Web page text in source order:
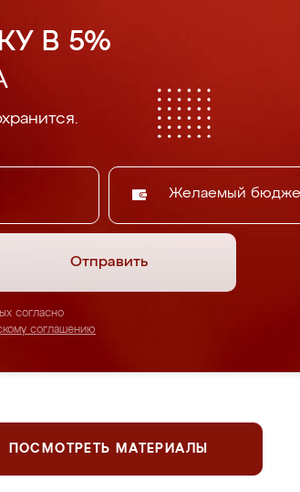
В 5%
Желаемый
Отправить
согласно
соглашению
ПОСМОТРЕТЬ МАТЕРИАЛЫ